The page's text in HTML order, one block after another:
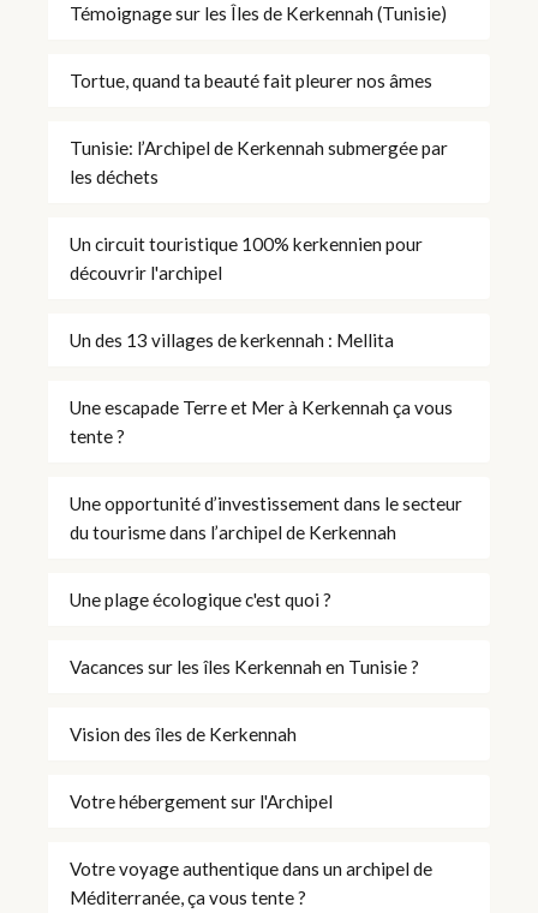
Témoignage sur les Îles de Kerkennah (Tunisie)
Tortue, quand ta beauté fait pleurer nos âmes
Tunisie: l’Archipel de Kerkennah submergée par
les déchets
Un circuit touristique 100% kerkennien pour
découvrir l'archipel
Un des 13 villages de kerkennah : Mellita
Une escapade Terre et Mer à Kerkennah ça vous
tente ?
Une opportunité d’investissement dans le secteur
du tourisme dans l’archipel de Kerkennah
Une plage écologique c'est quoi ?
Vacances sur les îles Kerkennah en Tunisie ?
Vision des îles de Kerkennah
Votre hébergement sur l'Archipel
Votre voyage authentique dans un archipel de
Méditerranée, ça vous tente ?